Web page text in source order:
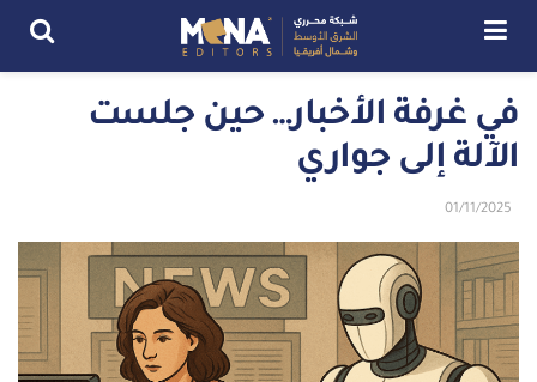
في غرفة الأخبار… حين جلست
الآلة إلى جواري
01/11/2025